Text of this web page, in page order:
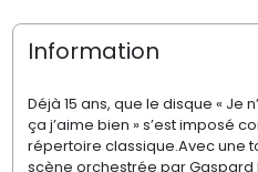
Information
Déjà 15 ans, que le disque « Je
ça j’aime bien » s’est imposé
répertoire classique.Avec une
scène orchestrée par Gaspard